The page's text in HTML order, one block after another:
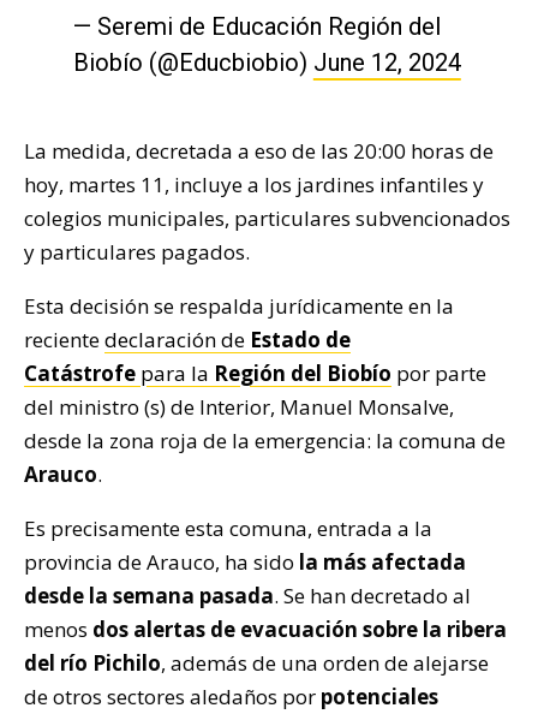
— Seremi de Educación Región del
Biobío (@Educbiobio) June 12, 2024
La medida, decretada a eso de las 20:00 horas de
hoy, martes 11, incluye a los jardines infantiles y
colegios municipales, particulares subvencionados
y particulares pagados.
Esta decisión se respalda jurídicamente en la
recientedeclaración de Estado de
Catástrofe para la Región del Biobío por parte
del ministro (s) de Interior, Manuel Monsalve,
desde la zona roja de la emergencia: la comuna de
Arauco.
Es precisamente esta comuna, entrada a la
provincia de Arauco, ha sido la más afectada
desde la semana pasada. Se han decretado al
menos dos alertas de evacuación sobre la ribera
del río Pichilo, además de una orden de alejarse
de otros sectores aledaños por potenciales